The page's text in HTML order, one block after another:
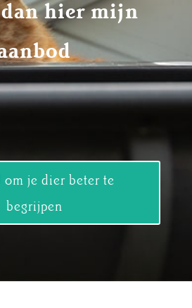
hier mijn
om je dier beter te
begrijpen